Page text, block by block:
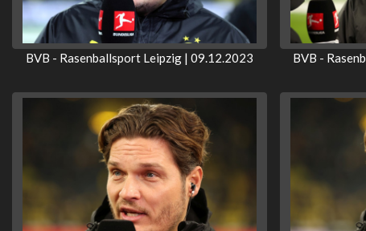
BVB - Rasenballsport Leipzig | 09.12.2023 BVB -